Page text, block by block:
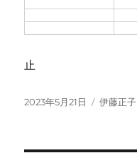
止
投
2023年5月21日
カ
伊藤正子